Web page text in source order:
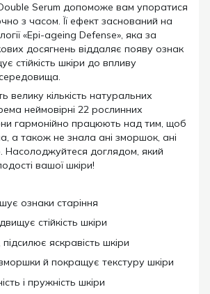
Serum допоможе вам упоратися
з часом. Її ефект заснований на
«Epi-ageing Defense», яка за
досягнень віддаляє появу ознак
стійкість шкіри до впливу
велику кількість натуральних
неймовірні 22 рослинних
гармонійно працюють над тим, щоб
а також не знала ані зморшок, ані
Насолоджуйтеся доглядом, який
вашої шкіри!
ознаки старіння
стійкість шкіри
яскравість шкіри
й покращує текстуру шкіри
і пружність шкіри